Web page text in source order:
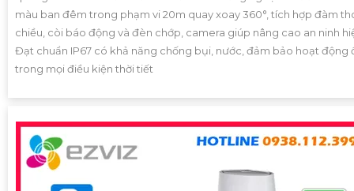
màu ban đêm trong phạm vi 20m quay xoay 360°, tích hợp đàm
chiều, còi báo động và đèn chớp, camera giúp nâng cao an ninh
Đạt chuẩn IP67 có khả năng chống bụi, nước, đảm bảo hoạt động
trong mọi điều kiện thời tiết